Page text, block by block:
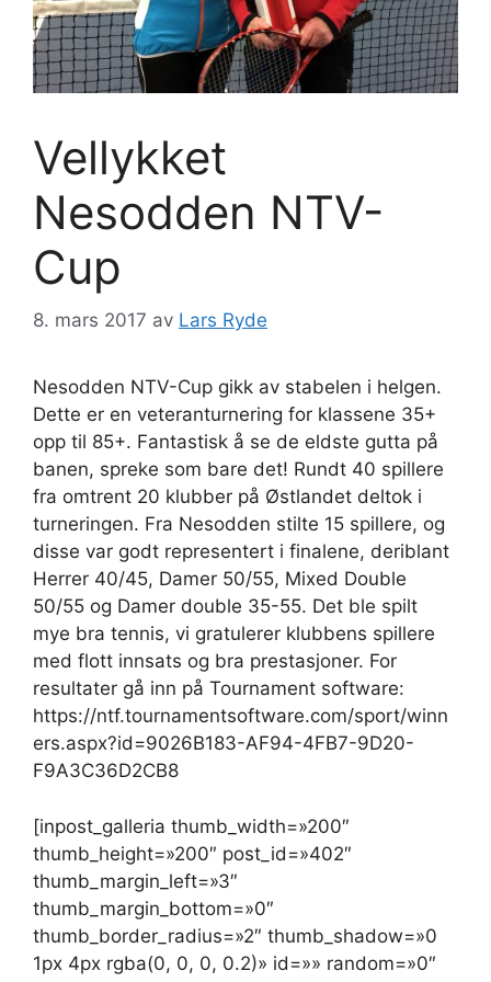
Vellykket
Nesodden NTV-
Cup
8. mars 2017 av Lars Ryde
Nesodden NTV-Cup gikk av stabelen i helgen.
Dette er en veteranturnering for klassene 35+
opp til 85+. Fantastisk å se de eldste gutta på
banen, spreke som bare det! Rundt 40 spillere
fra omtrent 20 klubber på Østlandet deltok i
turneringen. Fra Nesodden stilte 15 spillere, og
disse var godt representert i finalene, deriblant
Herrer 40/45, Damer 50/55, Mixed Double
50/55 og Damer double 35-55. Det ble spilt
mye bra tennis, vi gratulerer klubbens spillere
med flott innsats og bra prestasjoner. For
resultater gå inn på Tournament software:
https://ntf.tournamentsoftware.com/sport/winn
ers.aspx?id=9026B183-AF94-4FB7-9D20-
F9A3C36D2CB8
[inpost_galleria thumb_width=»200″
thumb_height=»200″ post_id=»402″
thumb_margin_left=»3″
thumb_margin_bottom=»0″
thumb_border_radius=»2″ thumb_shadow=»0
1px 4px rgba(0, 0, 0, 0.2)» id=»» random=»0″